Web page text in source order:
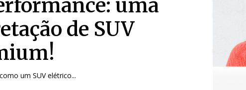
uma
de SUV
um SUV elétrico...